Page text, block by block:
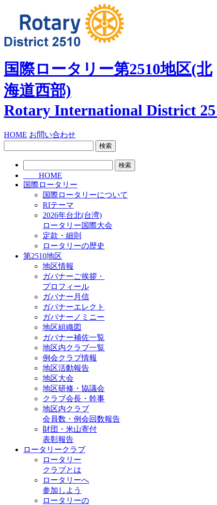
国際ロータリー第2510地区(北
海道西部)
Rotary International District
HOME お問い合わせ
HOME
国際ロータリー
国際ロータリーについて
RIテーマ
2026年台北(台湾)
ロータリー国際大会
定款・細則
ロータリーの歴史
第2510地区
地区情報
ガバナーご挨拶・
プロフィール
ガバナー月信
ガバナーエレクト
ガバナーノミニー
地区組織図
ガバナー補佐一覧
地区内クラブ一覧
例会クラブ情報
地区活動報告
地区大会
地区研修・協議会
クラブ会長・幹事
地区内クラブ
会員数・例会回数報告
財団・米山寄付
表彰報告
ロータリークラブ
ロータリー
クラブとは
ロータリーへ
参加しよう
ロータリーの